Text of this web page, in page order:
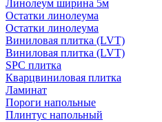
Линолеум ширина 5м
Остатки линолеума
Остатки линолеума
Виниловая плитка (LVT)
Виниловая плитка (LVT)
SPC плитка
Кварцвиниловая плитка
Ламинат
Пороги напольные
Плинтус напольный